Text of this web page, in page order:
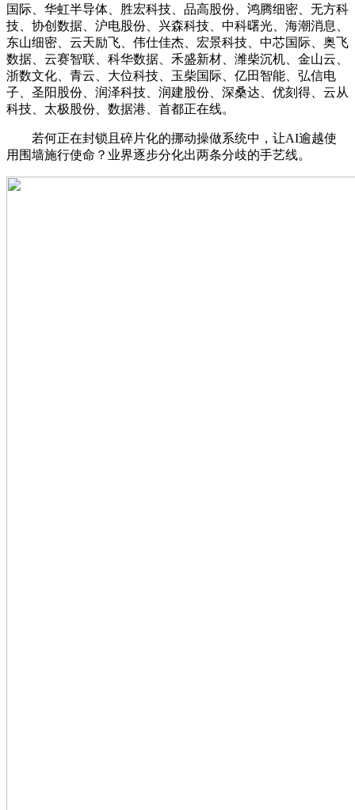
国际、华虹半导体、胜宏科技、品高股份、鸿腾细密、无方科
技、协创数据、沪电股份、兴森科技、中科曙光、海潮消息、
东山细密、云天励飞、伟仕佳杰、宏景科技、中芯国际、奥飞
数据、云赛智联、科华数据、禾盛新材、潍柴沉机、金山云、
浙数文化、青云、大位科技、玉柴国际、亿田智能、弘信电
子、圣阳股份、润泽科技、润建股份、深桑达、优刻得、云从
科技、太极股份、数据港、首都正在线。
若何正在封锁且碎片化的挪动操做系统中，让AI逾越使
用围墙施行使命？业界逐步分化出两条分歧的手艺线。